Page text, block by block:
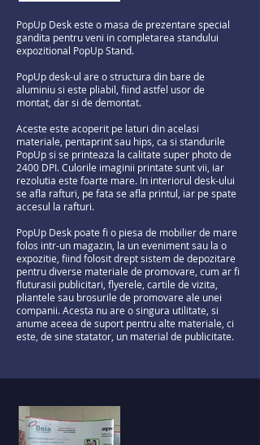
PopUp Desk este o masa de prezentare special
gandita pentru veni in completarea standului
expozitional PopUp Stand.
PopUp desk-ul are o structura din bare de
aluminiu si este pliabil, fiind astfel usor de
montat, dar si de demontat.
Aceste este acoperit pe laturi din acelasi
materiale, pentaprint sau hips, ca si standurile
PopUp si se printeaza la calitate super photo de
2400 DPI. Culorile imaginii printate sunt vii, iar
rezolutia este foarte mare. In interiorul desk-ului
se afla rafturi, pe fata se afla printul, iar pe spate
accesul la rafturi.
PopUp Desk poate fi o piesa de mobilier de mare
folos intr-un magazin, la un eveniment sau la o
expozitie, fiind folosit drept sistem de depozitare
pentru diverse materiale de promovare, cum ar fi
fluturasii publicitari, flyerele, cartile de vizita,
pliantele sau brosurile de promovare ale unei
companii. Acesta nu are o singura utilitate, si
anume aceea de suport pentru alte materiale, ci
este, de sine statator, un material de publicitate.